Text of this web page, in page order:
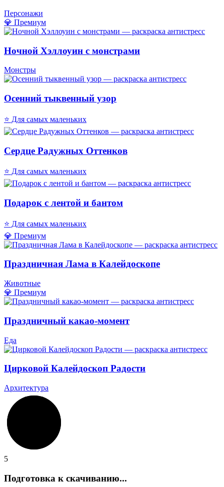
Персонажи
💎 Премиум
Ночной Хэллоуин с монстрами
Монстры
Осенний тыквенный узор
⭐ Для самых маленьких
Сердце Радужных Оттенков
⭐ Для самых маленьких
Подарок с лентой и бантом
⭐ Для самых маленьких
💎 Премиум
Праздничная Лама в Калейдоскопе
Животные
💎 Премиум
Праздничный какао-момент
Еда
Цирковой Калейдоскоп Радости
Архитектура
5
Подготовка к скачиванию...